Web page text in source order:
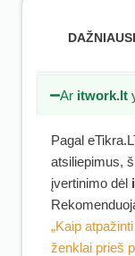
Ar itwork.lt
Pagal
atsiliepimus,
įvertinimo dėl
„Kaip
ženklai prieš